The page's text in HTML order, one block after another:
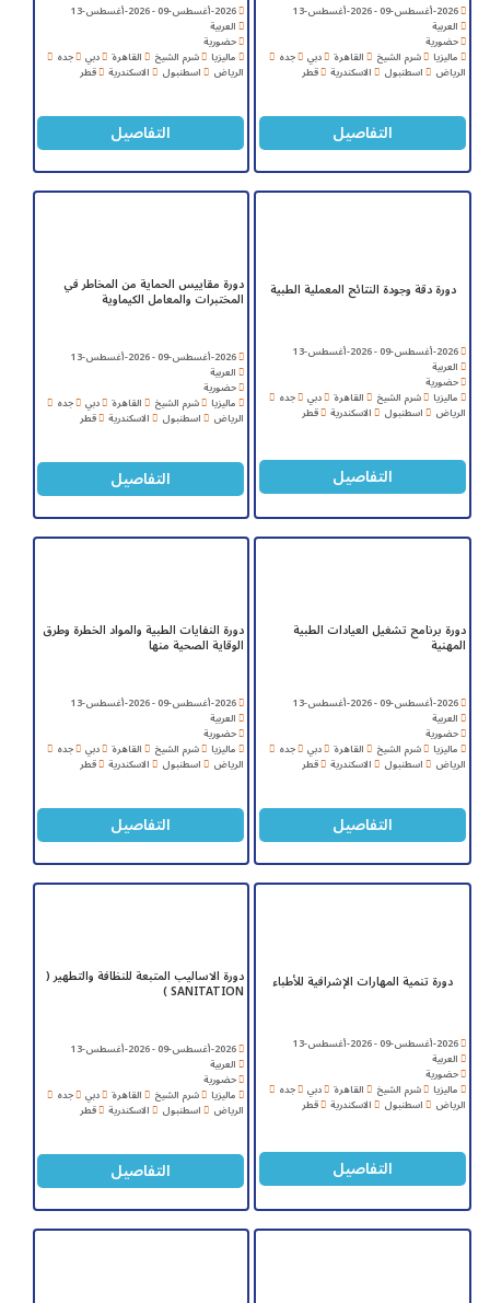
2026-أغسطس-09 - 2026-أغسطس-13
العربية
حضورية
ماليزيا شرم الشيخ القاهرة دبي جده
الرياض اسطنبول الاسكندرية قطر
التفاصيل
2026-أغسطس-09 - 2026-أغسطس-13
العربية
حضورية
ماليزيا شرم الشيخ القاهرة دبي جده
الرياض اسطنبول الاسكندرية قطر
التفاصيل
دورة دقة وجودة النتائج المعملية الطبية
2026-أغسطس-09 - 2026-أغسطس-13
العربية
حضورية
ماليزيا شرم الشيخ القاهرة دبي جده
الرياض اسطنبول الاسكندرية قطر
التفاصيل
دورة مقاييس الحماية من المخاطر في
المختبرات والمعامل الكيماوية
2026-أغسطس-09 - 2026-أغسطس-13
العربية
حضورية
ماليزيا شرم الشيخ القاهرة دبي جده
الرياض اسطنبول الاسكندرية قطر
التفاصيل
دورة برنامج تشغيل العيادات الطبية
المهنية
2026-أغسطس-09 - 2026-أغسطس-13
العربية
حضورية
ماليزيا شرم الشيخ القاهرة دبي جده
الرياض اسطنبول الاسكندرية قطر
التفاصيل
دورة النفايات الطبية والمواد الخطرة وطرق
الوقاية الصحية منها
2026-أغسطس-09 - 2026-أغسطس-13
العربية
حضورية
ماليزيا شرم الشيخ القاهرة دبي جده
الرياض اسطنبول الاسكندرية قطر
التفاصيل
دورة تنمية المهارات الإشرافية للأطباء
2026-أغسطس-09 - 2026-أغسطس-13
العربية
حضورية
ماليزيا شرم الشيخ القاهرة دبي جده
الرياض اسطنبول الاسكندرية قطر
التفاصيل
دورة الاساليب المتبعة للنظافة والتطهير (
SANITATION )
2026-أغسطس-09 - 2026-أغسطس-13
العربية
حضورية
ماليزيا شرم الشيخ القاهرة دبي جده
الرياض اسطنبول الاسكندرية قطر
التفاصيل